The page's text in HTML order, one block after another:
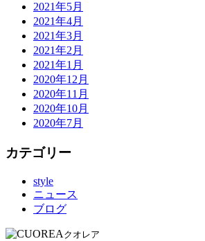
2021年5月
2021年4月
2021年3月
2021年2月
2021年1月
2020年12月
2020年11月
2020年10月
2020年7月
カテゴリー
style
ニュース
ブログ
クオレア